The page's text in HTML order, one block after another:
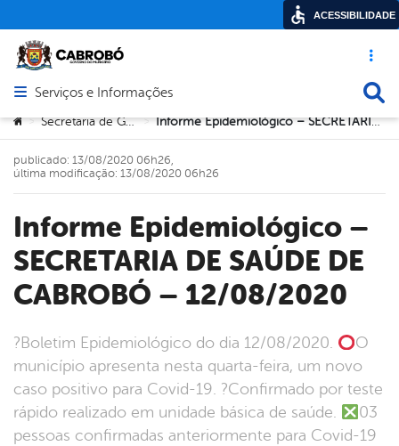
Acesso
Abrir menu principal de navegação
Serviços e Informações
Você está aqui:
> Secretaria de Governo > Informe Epidemiológico – SECRETARIA DE SAÚDE DE CABROBÓ – 12/08/2020
Informe Epidemiológico –
SECRETARIA DE SAÚDE DE
CABROBÓ – 12/08/2020
?Boletim Epidemiológico do dia 12/08/2020.
O
município apresenta nesta quarta-feira, um novo
caso positivo para Covid-19. ?Confirmado por teste
rápido realizado em unidade básica de saúde.
03
pessoas confirmadas anteriormente para Covid-19
publicado: 13/08/2020 06h26,
última modificação: 13/08/2020 06h26
ACESSIBILIDADE